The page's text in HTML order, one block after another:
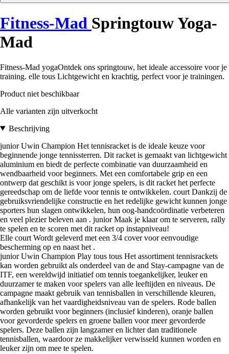
Fitness-Mad Springtouw Yoga-
Mad
Fitness-Mad yogaOntdek ons springtouw, het ideale accessoire voor je
training. elle tous Lichtgewicht en krachtig, perfect voor je trainingen.
Product niet beschikbaar
Alle varianten zijn uitverkocht
Beschrijving
junior Uwin Champion Het tennisracket is de ideale keuze voor
beginnende jonge tennissterren. Dit racket is gemaakt van lichtgewicht
aluminium en biedt de perfecte combinatie van duurzaamheid en
wendbaarheid voor beginners. Met een comfortabele grip en een
ontwerp dat geschikt is voor jonge spelers, is dit racket het perfecte
gereedschap om de liefde voor tennis te ontwikkelen. court Dankzij de
gebruiksvriendelijke constructie en het redelijke gewicht kunnen jonge
sporters hun slagen ontwikkelen, hun oog-handcoördinatie verbeteren
en veel plezier beleven aan . junior Maak je klaar om te serveren, rally
te spelen en te scoren met dit racket op instapniveau!
Elle court Wordt geleverd met een 3/4 cover voor eenvoudige
bescherming op en naast het .
junior Uwin Champion Play tous tous Het assortiment tennisrackets
kan worden gebruikt als onderdeel van de and Stay-campagne van de
ITF, een wereldwijd initiatief om tennis toegankelijker, leuker en
duurzamer te maken voor spelers van alle leeftijden en niveaus. De
campagne maakt gebruik van tennisballen in verschillende kleuren,
afhankelijk van het vaardigheidsniveau van de spelers. Rode ballen
worden gebruikt voor beginners (inclusief kinderen), oranje ballen
voor gevorderde spelers en groene ballen voor meer gevorderde
spelers. Deze ballen zijn langzamer en lichter dan traditionele
tennisballen, waardoor ze makkelijker verwisseld kunnen worden en
leuker zijn om mee te spelen.